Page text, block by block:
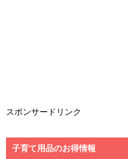
スポンサードリンク
子育て用品のお得情報